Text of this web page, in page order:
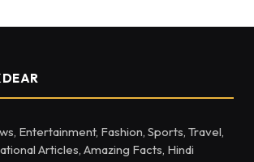
Entertainment, Fashion, Sports, Travel,
Articles, Amazing Facts, Hindi